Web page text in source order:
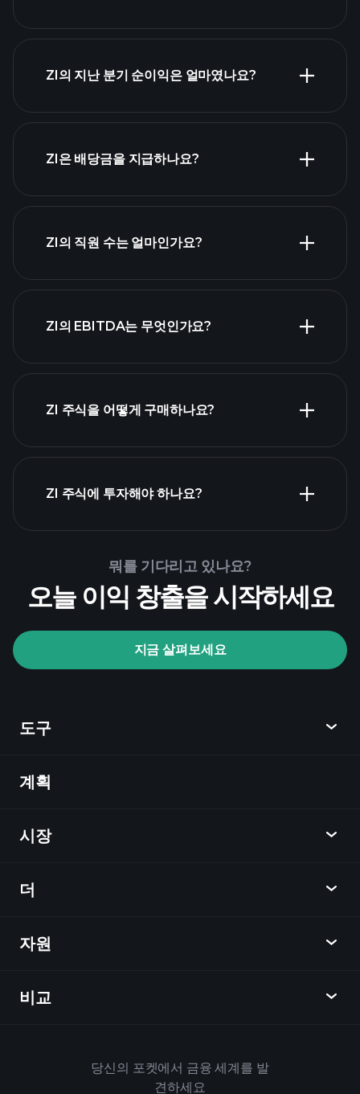
ZI의 지난 분기 순이익은 얼마였나요?
ZI은 배당금을 지급하나요?
ZI의 직원 수는 얼마인가요?
목록
ZI의 EBITDA는 무엇인가요?
ZI 주식을 어떻게 구매하나요?
Playtrade Tournaments
추천된 중개인
ZI 주식에 투자해야 하나요?
Playtrade Tournaments
포트폴리오
뭐를 기다리고 있나요?
오늘 이익 창출을 시작하세요
지금 살펴보세요
도구
발견
차트
뉴스
학습 허브
메신저
계획
시장
개요
외환
지수
더
제휴사가 되다
회사
Playtrade 소개
자원
도움말 센터
비교
당신의 포켓에서 금융 세계를 발
견하세요